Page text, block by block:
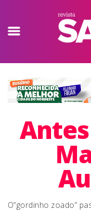
O”gordinho zoado”